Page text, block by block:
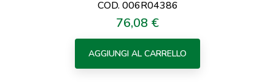
COD. 006R04386
Prezzo
76,08 €
AGGIUNGI AL CARRELLO